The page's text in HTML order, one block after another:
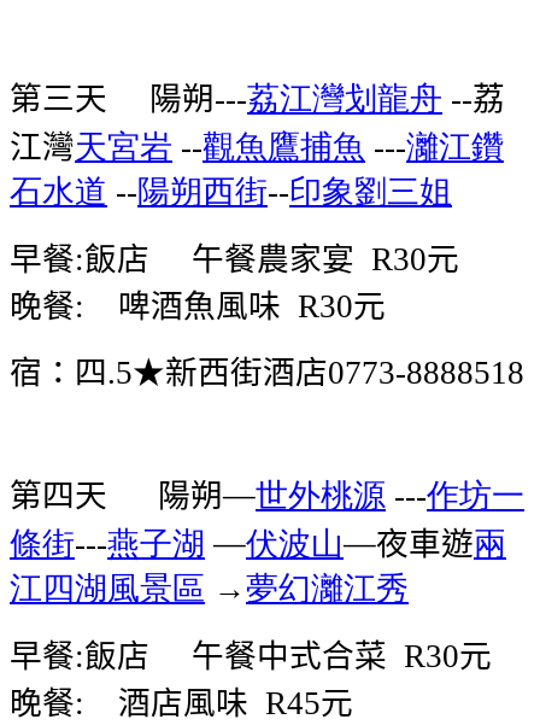
第三天 陽朔---荔江灣划龍舟 --荔
江灣天宮岩 --觀魚鷹捕魚 ---灕江鑽
石水道 --陽朔西街--印象劉三姐
早餐:飯店 午餐農家宴 R30元
晚餐: 啤酒魚風味 R30元
宿：四.5★新西街酒店0773-8888518
第四天 陽朔—世外桃源 ---作坊一
條街---燕子湖 —伏波山—夜車遊兩
江四湖風景區 →夢幻灕江秀
早餐:飯店 午餐中式合菜 R30元
晚餐: 酒店風味 R45元